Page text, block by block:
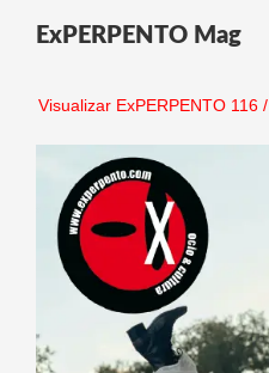
ExPERPENTO Mag
Visualizar ExPERPENTO 116/